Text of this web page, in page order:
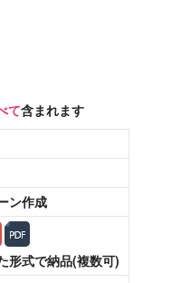
て含まれます
ン作成
形式で納品(複数可)